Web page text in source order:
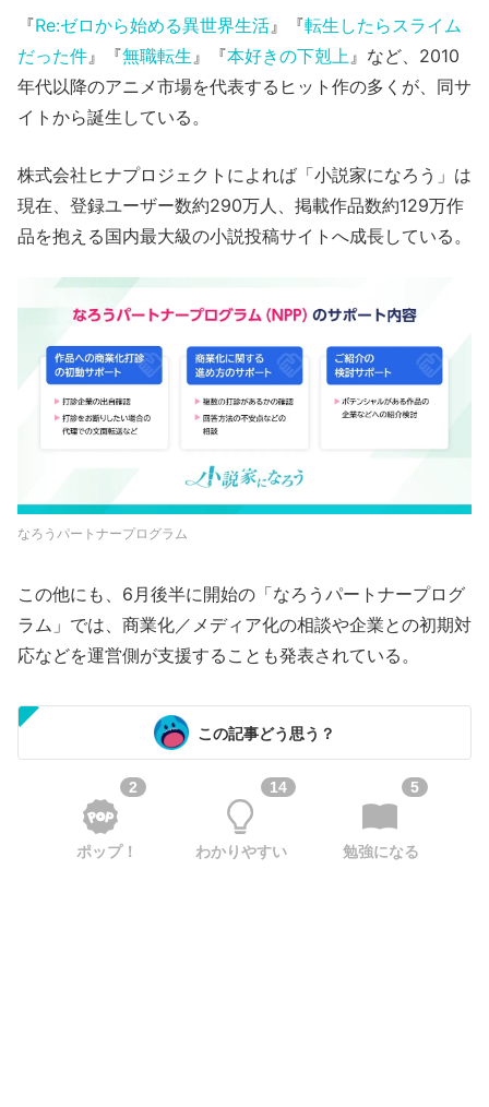
『Re:ゼロから始める異世界生活 』『転生したらスライム
だった件 』『無職転生 』『本好きの下剋上 』など、2010
年代以降のアニメ市場を代表するヒット作の多くが、同サ
イトから誕生している。
株式会社ヒナプロジェクトによれば「小説家になろう」は
現在、登録ユーザー数約290万人、掲載作品数約129万作
品を抱える国内最大級の小説投稿サイトへ成長している。
なろうパートナープログラム
この他にも、6月後半に開始の「なろうパートナープログ
ラム」では、商業化／メディア化の相談や企業との初期対
応などを運営側が支援することも発表されている。
この記事どう思う？
2
ポップ！
14
わかりやすい
5
勉強になる